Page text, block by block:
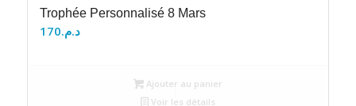
Trophée Personnalisé 8 Mars
د.م.170
Ajouter au panier
Voir les détails